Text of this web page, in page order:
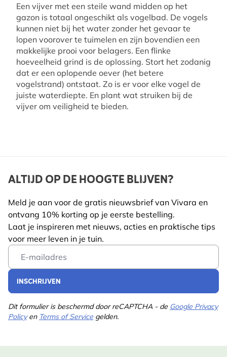
Een vijver met een steile wand midden op het
gazon is totaal ongeschikt als vogelbad. De vogels
kunnen niet bij het water zonder het gevaar te
lopen voorover te tuimelen en zijn bovendien een
makkelijke prooi voor belagers. Een flinke
hoeveelheid grind is de oplossing. Stort het zodanig
dat er een oplopende oever (het betere
vogelstrand) ontstaat. Zo is er voor elke vogel de
juiste waterdiepte. En plant wat struiken bij de
vijver om veiligheid te bieden.
ALTIJD OP DE HOOGTE BLIJVEN?
Meld je aan voor de gratis nieuwsbrief van Vivara en
ontvang 10% korting op je eerste bestelling.
Laat je inspireren met nieuws, acties en praktische tips
voor meer leven in je tuin.
Email Address
INSCHRIJVEN
Dit formulier is beschermd door reCAPTCHA - de Google Privacy
Policyen Terms of Service gelden.